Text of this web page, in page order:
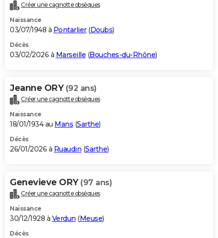
Créer une cagnotte obsèques
Naissance
03/07/1948 à Pontarlier(Doubs)
Décès
03/02/2026 à Marseille (Bouches-du-Rhône)
Jeanne ORY (92 ans)
Créer une cagnotte obsèques
Naissance
18/01/1934 au Mans (Sarthe)
Décès
26/01/2026 à Ruaudin (Sarthe)
Genevieve ORY (97 ans)
Créer une cagnotte obsèques
Naissance
30/12/1928 à Verdun (Meuse)
Décès